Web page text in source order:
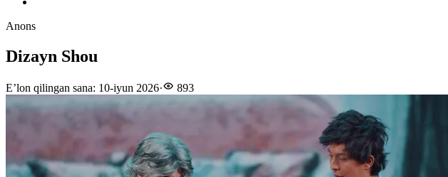
Anons
Dizayn Shou
E’lon qilingan sana: 10-iyun 2026· 893